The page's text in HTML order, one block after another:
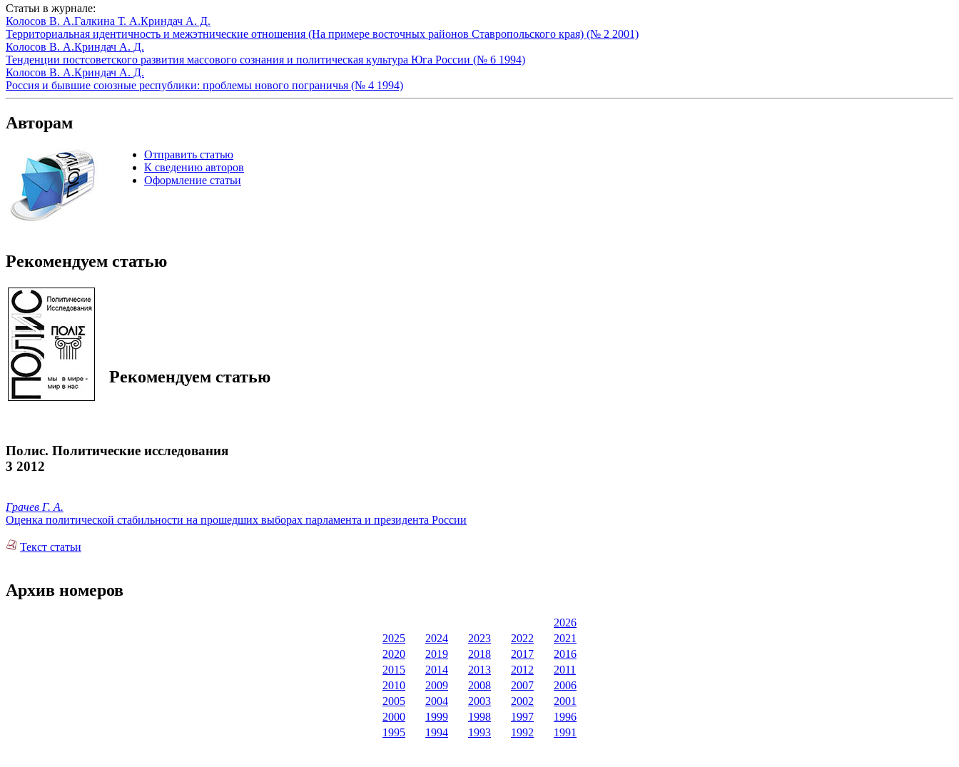
Статьи в журнале:
Колосов В. А.Галкина Т. А.Криндач А. Д.
Территориальная идентичность и межэтнические отношения (На примере восточных районов Ставропольского края) (№ 2 2001)
Колосов В. А.Криндач А. Д.
Тенденции постсоветского развития массового сознания и политическая культура Юга России (№ 6 1994)
Колосов В. А.Криндач А. Д.
Россия и бывшие союзные республики: проблемы нового пограничья (№ 4 1994)
Авторам
Отправить статью
К сведению авторов
Оформление статьи
Рекомендуем статью
Рекомендуем статью
Полис. Политические исследования
3 2012
Грачев Г. А.
Оценка политической стабильности на прошедших выборах парламента и президента России
Текст статьи
Архив номеров
2026
2025
2024 2023 2022
2021
2020
2019 2018 2017
2016
2015
2014 2013 2012
2011
2010
2009 2008 2007
2006
2005
2004 2003 2002
2001
2000
1999 1998 1997
1996
1995
1994 1993 1992 1991